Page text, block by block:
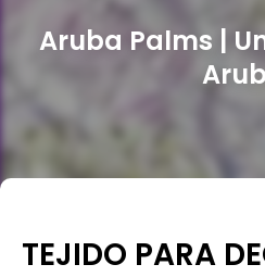
Aruba Palms |
TEJIDO PARA